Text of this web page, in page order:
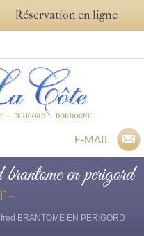
Réservation en ligne
E-MAIL
en perigord
-
BRANTOME EN PERIGORD